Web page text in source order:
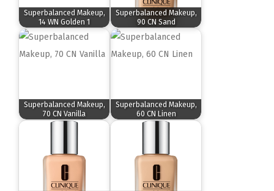
Superbalanced Makeup,
14 WN Golden 1
Superbalanced Makeup,
90 CN Sand
Superbalanced Makeup,
70 CN Vanilla
Superbalanced Makeup,
60 CN Linen